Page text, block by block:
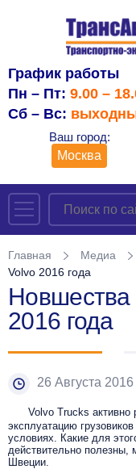
График работы
Пн – Пт: 9.00 –
Сб – Вс:
Ваш город:
Москва
Главная Медиа
Volvo 2016 года
Новшества
2016 года
26 Августа 2016
Volvo Trucks активно
эксплуатацию
условиях. Какие для
действительно полезны,
Швеции.